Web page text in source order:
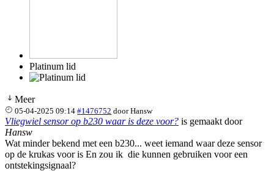
Platinum lid
Meer
05-04-2025 09:14 #1476752 doorHansw
Vliegwiel sensor op b230 waar is deze voor? is gemaakt door
Hansw
Wat minder bekend met een b230... weet iemand waar deze sensor
op de krukas voor is En zou ik die kunnen gebruiken voor een
ontstekingsignaal?